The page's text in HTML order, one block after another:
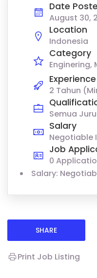
Date
August 30,
Location
Indonesia
Category
Enginering
Experience
2 Tahun
Semua
Salary
Negotiable
Job
0
Salary:
SHARE
Print Job Listing